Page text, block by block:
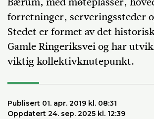
forretninger, serveringssteder
Stedet er formet av det
Gamle Ringeriksvei og har
viktig kollektivknutepunkt.
Publisert 01. apr. 2019 kl. 08:31
Oppdatert 24. sep. 2025 kl. 12:39